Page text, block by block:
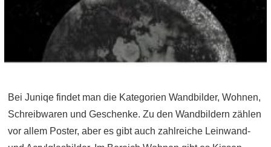
Bei Juniqe findet man die Kategorien Wandbilder, Wohnen,
Schreibwaren und Geschenke. Zu den Wandbildern zählen
vor allem Poster, aber es gibt auch zahlreiche Leinwand-